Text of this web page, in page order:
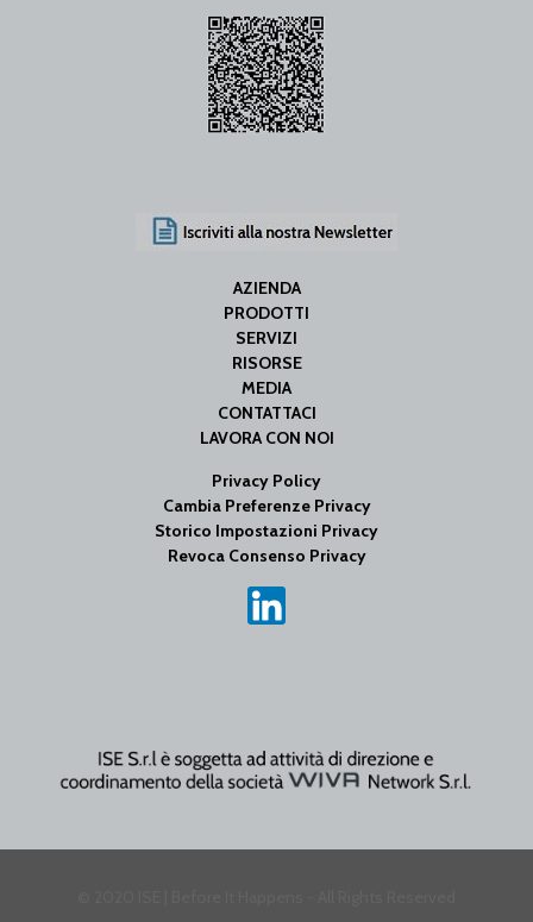
AZIENDA
PRODOTTI
SERVIZI
RISORSE
MEDIA
CONTATTACI
LAVORA CON NOI
Privacy Policy
Cambia Preferenze Privacy
Storico Impostazioni Privacy
Revoca Consenso Privacy